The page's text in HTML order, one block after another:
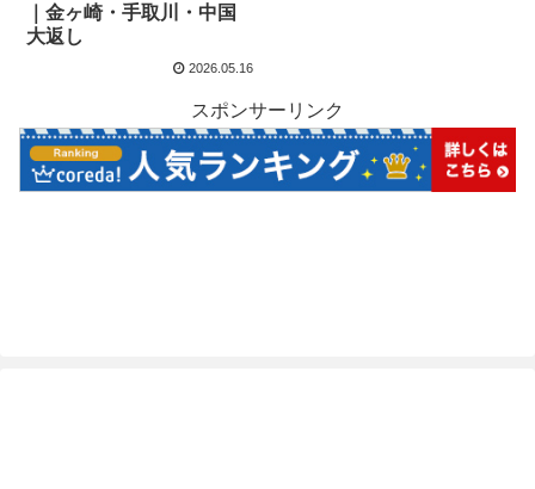
｜金ヶ崎・手取川・中国
大返し
2026.05.16
スポンサーリンク